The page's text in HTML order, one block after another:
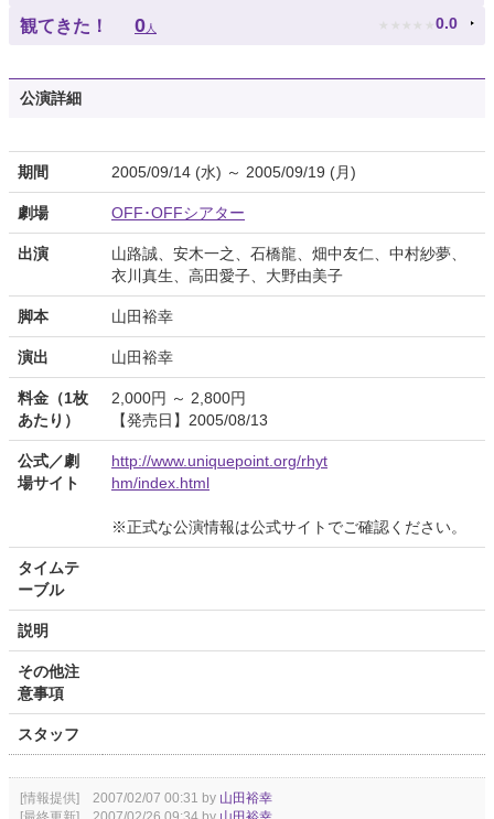
観てきた！ 0人 ★ ★ ★ ★ ★ 0.0
公演詳細
期間 2005/09/14 (水) ～ 2005/09/19 (月)
劇場 OFF･OFFシアター
出演
山路誠、安木一之、石橋龍、畑中友仁、中村紗夢、
衣川真生、高田愛子、大野由美子
脚本 山田裕幸
演出 山田裕幸
料金（1枚
あたり）
2,000円 ～ 2,800円
【発売日】2005/08/13
公式／劇
場サイト
http://www.uniquepoint.org/rhyt
hm/index.html
※正式な公演情報は公式サイトでご確認ください。
タイムテ
ーブル
説明
その他注
意事項
スタッフ
[情報提供] 2007/02/07 00:31 by 山田裕幸